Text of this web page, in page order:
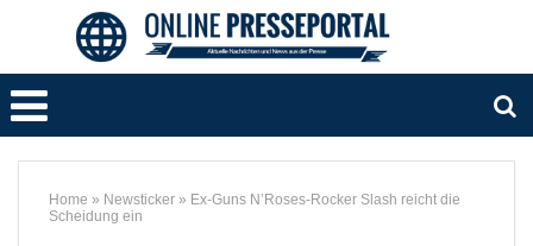
Home » Newsticker » Ex-Guns N’Roses-Rocker Slash reicht die
Scheidung ein